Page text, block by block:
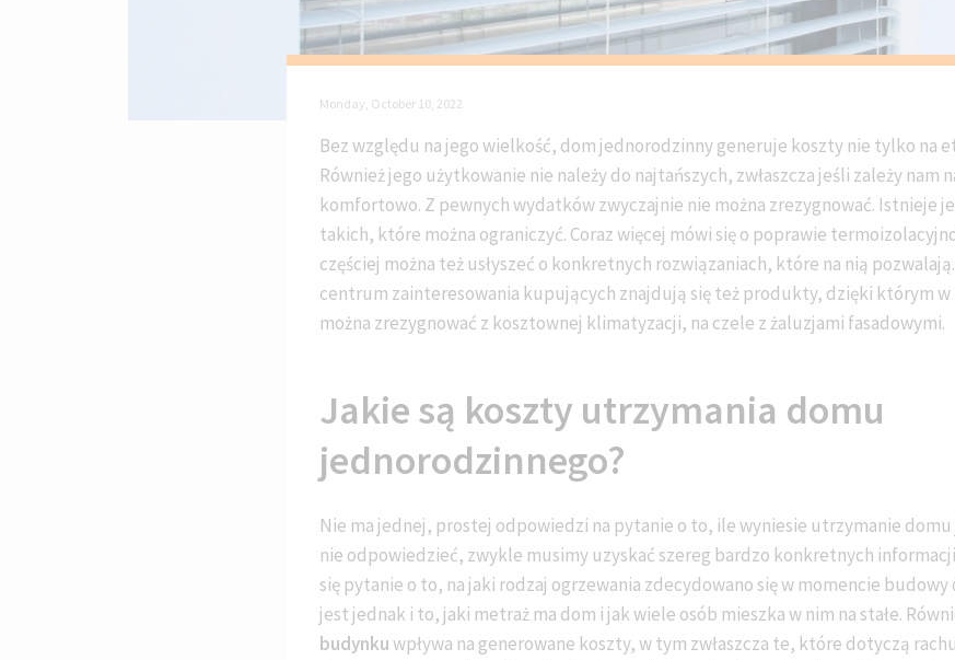
Monday, October 10, 2022
Bez względu na jego wielkość, dom jednorodzinny generuje koszty nie tylko na
Również jego użytkowanie nie należy do najtańszych, zwłaszcza jeśli zależy nam
komfortowo. Z pewnych wydatków zwyczajnie nie można zrezygnować. Istnieje
takich, które można ograniczyć. Coraz więcej mówi się o poprawie
częściej można też usłyszeć o konkretnych rozwiązaniach, które na nią
centrum zainteresowania kupujących znajdują się też produkty, dzięki którym
można zrezygnować z kosztownej klimatyzacji, na czele z żaluzjami fasadowymi.
Jakie są koszty utrzymania domu
jednorodzinnego?
Nie ma jednej, prostej odpowiedzi na pytanie o to, ile wyniesie utrzymanie
nie odpowiedzieć, zwykle musimy uzyskać szereg bardzo konkretnych
się pytanie o to, na jaki rodzaj ogrzewania zdecydowano się w momencie budowy
jest jednak i to, jaki metraż ma dom i jak wiele osób mieszka w nim na stałe.
budynkuwpływa na generowane koszty, w tym zwłaszcza te, które dotyczą